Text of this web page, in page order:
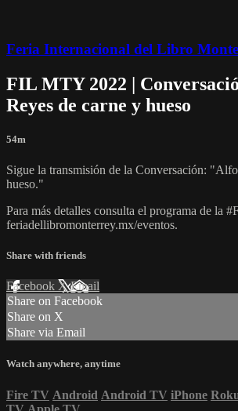
Feria Internacional del Libro
FIL MTY 2022 |
Reyes de carne y hueso
54m
Sigue la transmisión de la Conversación:
hueso."
Para más detalles consulta el programa de la
feriadellibromonterrey.mx/eventos.
Share with friends
Facebook XEmail
Share on Facebook
Share on X
Share via Email
Watch anywhere, anytime
Fire TV Android Android TV iPhone